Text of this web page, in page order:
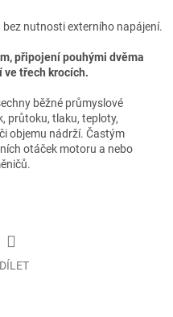
nutnosti externího napájení.
připojení pouhými dvěma
třech krocích.
běžné průmyslové
průtoku, tlaku, teploty,
objemu nádrží. Častým
otáček motoru a nebo